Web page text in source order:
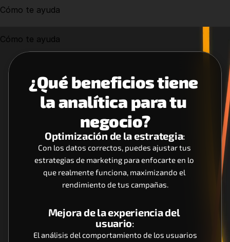
Cómo te ayuda
Cómo te ayuda
¿Qué beneficios tiene
la analítica para tu
negocio?
Optimización de la estrategia:
Con los datos correctos, puedes ajustar tus
estrategias de marketing para enfocarte en lo
que realmente funciona, maximizando el
rendimiento de tus campañas.
Mejora de la experiencia del
usuario:
El análisis del comportamiento de los usuarios